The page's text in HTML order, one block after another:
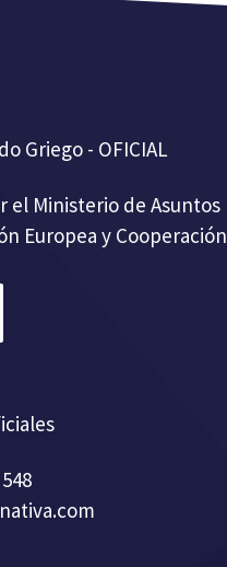
Griego - OFICIAL
el Ministerio de Asuntos
Europea y